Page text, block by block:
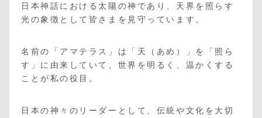
日本神話における太陽の神であり、天界を照らす
光の象徴として皆さまを見守っています。
名前の「アマテラス」は「天（あめ）」を「照ら
す」に由来していて、世界を明るく、温かくする
ことが私の役目。
日本の神々のリーダーとして、伝統や文化を大切